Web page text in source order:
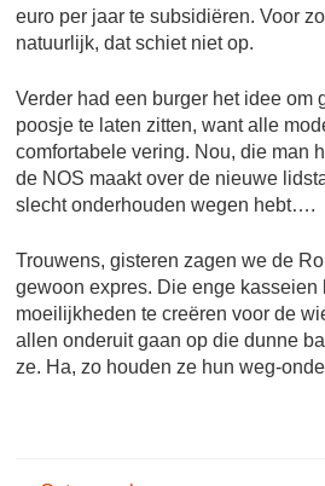
euro per jaar te subsidiëren. Voor
natuurlijk, dat schiet niet op.
Verder had een burger het idee om
poosje te laten zitten, want alle
comfortabele vering. Nou, die man
de NOS maakt over de nieuwe
slecht onderhouden wegen hebt….
Trouwens, gisteren zagen we de
gewoon expres. Die enge
moeilijkheden te creëren voor de
allen onderuit gaan op die dunne
ze. Ha, zo houden ze hun weg-